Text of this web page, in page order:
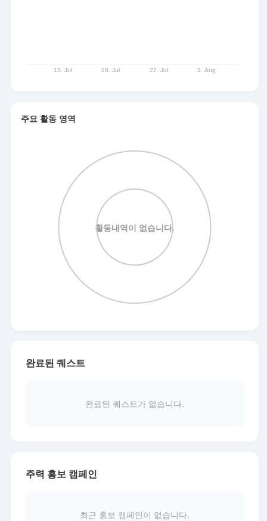
주요 활동 영역
완료된 퀘스트
완료된 퀘스트가 없습니다.
주력 홍보 캠페인
최근 홍보 캠페인이 없습니다.